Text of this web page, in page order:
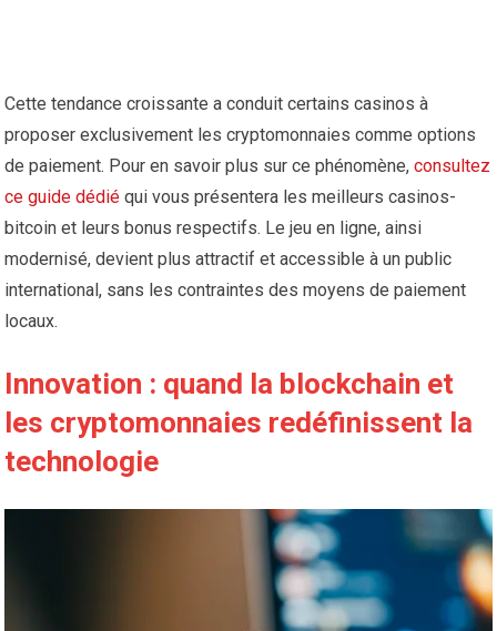
Cette tendance croissante a conduit certains casinos à
proposer exclusivement les cryptomonnaies comme options
de paiement. Pour en savoir plus sur ce phénomène,consultez
ce guide dédié qui vous présentera les meilleurs casinos-
bitcoin et leurs bonus respectifs. Le jeu en ligne, ainsi
modernisé, devient plus attractif et accessible à un public
international, sans les contraintes des moyens de paiement
locaux.
Innovation : quand la blockchain et
les cryptomonnaies redéfinissent la
technologie